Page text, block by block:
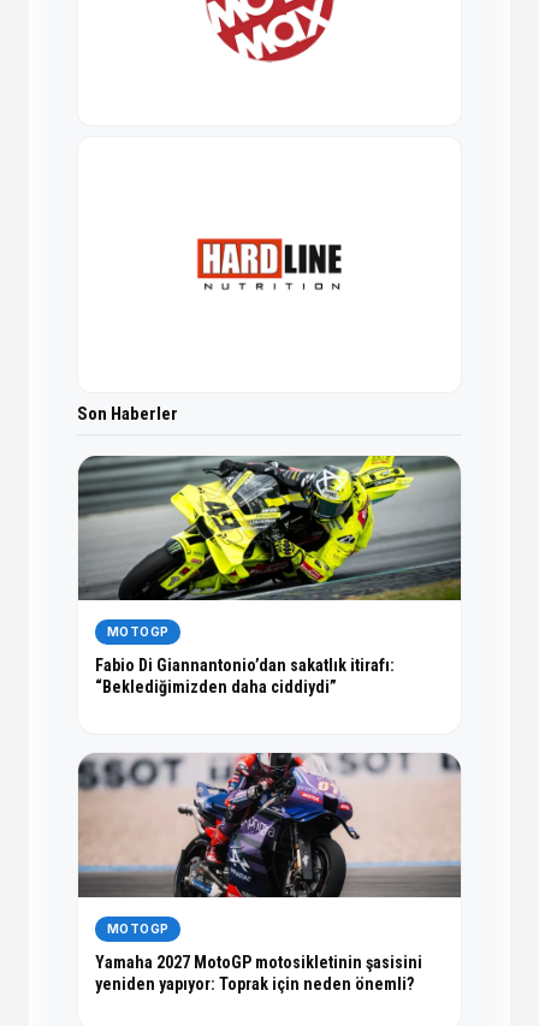
Son Haberler
MOTOGP
Fabio Di Giannantonio’dan sakatlık itirafı:
“Beklediğimizden daha ciddiydi”
MOTOGP
Yamaha 2027 MotoGP motosikletinin şasisini
yeniden yapıyor: Toprak için neden önemli?